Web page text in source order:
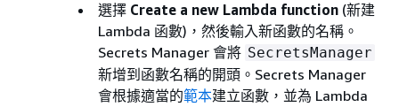
選擇 Create a new Lambda function (新建
Lambda 函數)，然後輸入新函數的名稱。
Secrets Manager 會將 SecretsManager
新增到函數名稱的開頭。Secrets Manager
會根據適當的範本建立函數，並為 Lambda